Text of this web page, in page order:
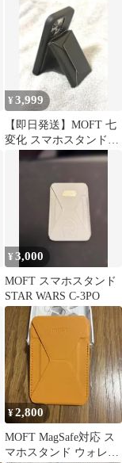
MOVS
¥3,999
【即日発送】MOFT 七
変化 スマホスタンド
MagSafe対応 ブラック
¥3,000
MOFT スマホスタンド
STAR WARS C-3PO
¥2,800
MOFT MagSafe対応 ス
マホスタンド ウォレッ